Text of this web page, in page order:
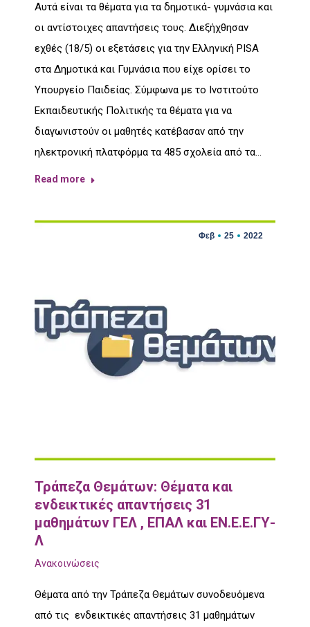
Αυτά είναι τα θέματα για τα δημοτικά- γυμνάσια και
οι αντίστοιχες απαντήσεις τους. Διεξήχθησαν
εχθές (18/5) οι εξετάσεις για την Ελληνική PISA
στα Δημοτικά και Γυμνάσια που είχε ορίσει το
Υπουργείο Παιδείας. Σύμφωνα με το Ινστιτούτο
Εκπαιδευτικής Πολιτικής τα θέματα για να
διαγωνιστούν οι μαθητές κατέβασαν από την
ηλεκτρονική πλατφόρμα τα 485 σχολεία από τα…
Read more
Φεβ 25 2022
Τράπεζα Θεμάτων: Θέματα και
ενδεικτικές απαντήσεις 31
μαθημάτων ΓΕΛ , ΕΠΑΛ και ΕΝ.Ε.Ε.ΓΥ-
Λ
Ανακοινώσεις
Θέματα από την Τράπεζα Θεμάτων συνοδευόμενα
από τις ενδεικτικές απαντήσεις 31 μαθημάτων